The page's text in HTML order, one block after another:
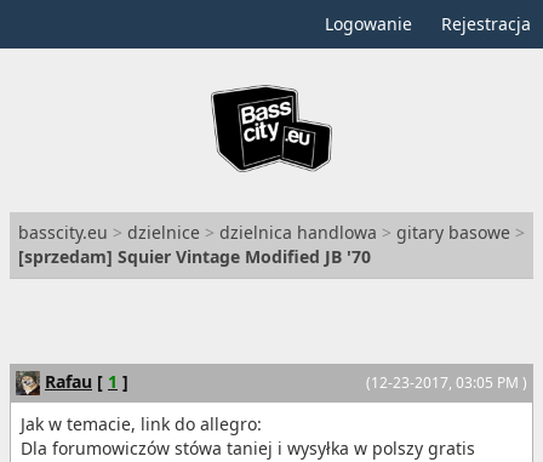
Logowanie Rejestracja
basscity.eu > dzielnice > dzielnica handlowa > gitary basowe >
[sprzedam] Squier Vintage Modified JB '70
(12-23-2017, 03:05 PM )
Rafau [ 1 ]
Jak w temacie, link do allegro:
Dla forumowiczów stówa taniej i wysyłka w polszy gratis